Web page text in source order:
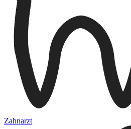
Zahnarzt